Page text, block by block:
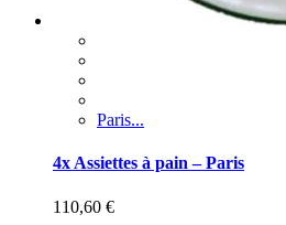
Paris...
4x Assiettes à pain – Paris
110,60 €